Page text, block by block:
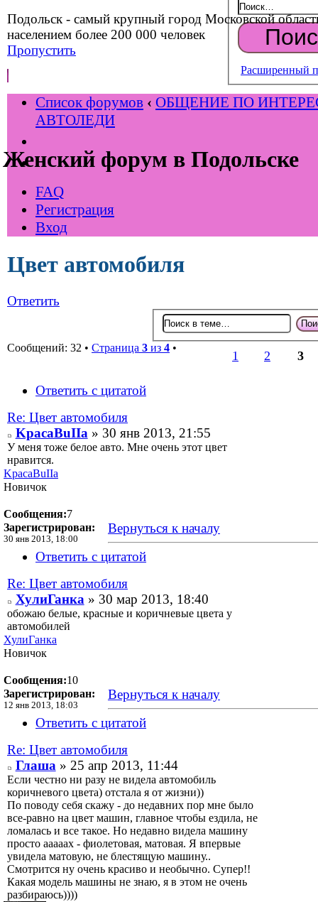
Подольск - самый крупный город Московской
населением более 200 000 человек
Пропустить
Женский форум в Подольске
Расширенный
Список форумов ‹ ОБЩЕНИЕ ПО
АВТОЛЕДИ
FAQ
Регистрация
Вход
Цвет автомобиля
Ответить
Сообщений: 32 • Страница 3 из 4 •
1 2 3
Ответить с цитатой
Re: Цвет автомобиля
KpacaBuIIa» 30 янв 2013, 21:55
У меня тоже белое авто. Мне очень этот цвет
нравится.
KpacaBuIIa
Новичок
Сообщения:7
Зарегистрирован:
30 янв 2013, 18:00
Вернуться к началу
Ответить с цитатой
Re: Цвет автомобиля
ХулиГанка» 30 мар 2013, 18:40
обожаю белые, красные и коричневые цвета у
автомобилей
ХулиГанка
Новичок
Сообщения:10
Зарегистрирован:
12 янв 2013, 18:03
Вернуться к началу
Ответить с цитатой
Re: Цвет автомобиля
Глаша» 25 апр 2013, 11:44
Если честно ни разу не видела автомобиль
коричневого цвета) отстала я от жизни))
По поводу себя скажу - до недавних пор мне было
все-равно на цвет машин, главное чтобы ездила, не
ломалась и все такое. Но недавно видела машину
просто ааааах - фиолетовая, матовая. Я впервые
увидела матовую, не блестящую машину..
Смотрится ну очень красиво и необычно. Супер!!
Какая модель машины не знаю, я в этом не очень
разбираюсь))))